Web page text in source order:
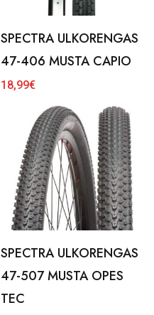
SPECTRA ULKORENGAS
47-406 MUSTA CAPIO
18,99€
SPECTRA ULKORENGAS
47-507 MUSTA OPES
TEC